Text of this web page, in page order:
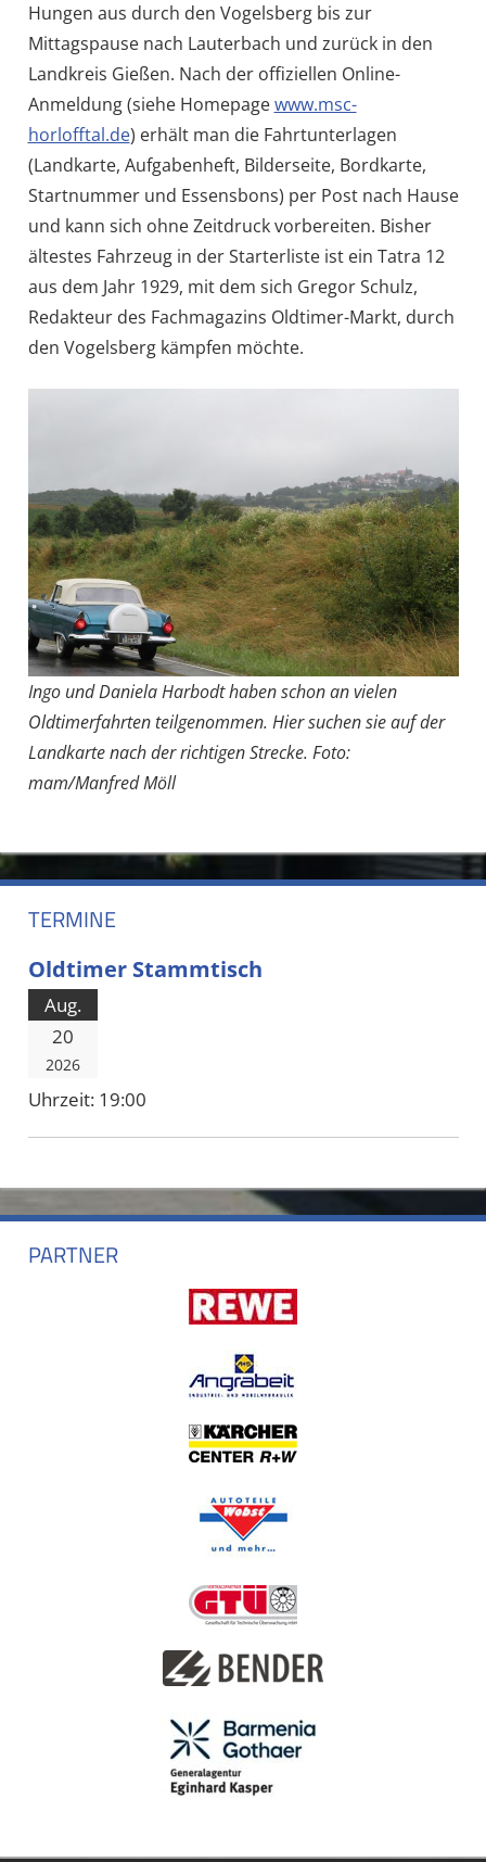
Hungen aus durch den Vogelsberg bis zur
Mittagspause nach Lauterbach und zurück in den
Landkreis Gießen. Nach der offiziellen Online-
Anmeldung (siehe Homepagewww.msc-
horlofftal.de) erhält man die Fahrtunterlagen
(Landkarte, Aufgabenheft, Bilderseite, Bordkarte,
Startnummer und Essensbons) per Post nach Hause
und kann sich ohne Zeitdruck vorbereiten. Bisher
ältestes Fahrzeug in der Starterliste ist ein Tatra 12
aus dem Jahr 1929, mit dem sich Gregor Schulz,
Redakteur des Fachmagazins Oldtimer-Markt, durch
den Vogelsberg kämpfen möchte.
Ingo und Daniela Harbodt haben schon an vielen
Oldtimerfahrten teilgenommen. Hier suchen sie auf der
Landkarte nach der richtigen Strecke. Foto:
mam/Manfred Möll
TERMINE
Oldtimer Stammtisch
Aug.
20
2026
Uhrzeit: 19:00
PARTNER